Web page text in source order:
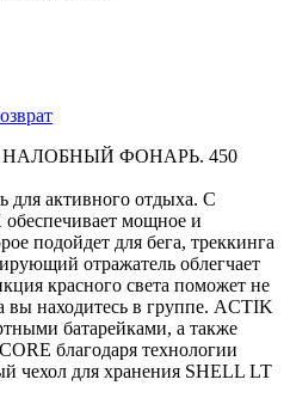
ФОНАРЬ. 450
активного отдыха. С
мощное и
подойдет для бега, треккинга
отражатель облегчает
красного света поможет не
вы находитесь в группе. ACTIK
батарейками, а также
благодаря технологии
чехол для хранения SHELL LT